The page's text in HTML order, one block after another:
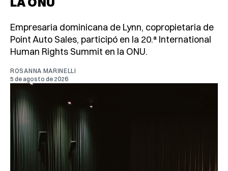
Empresaria dominicana de Lynn, copropietaria de
Point Auto Sales, participó en la 20.ª International
Human Rights Summit en la ONU.
ROSANNA MARINELLI
5 de agosto de 2026